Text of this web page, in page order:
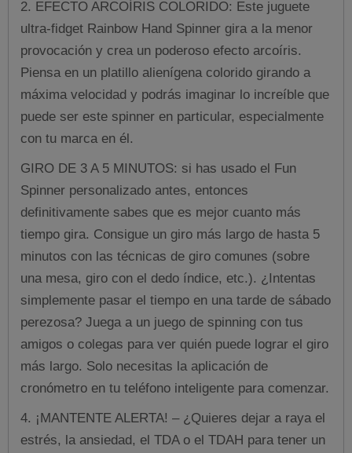
2. EFECTO ARCOÍRIS COLORIDO: Este juguete
ultra-fidget Rainbow Hand Spinner gira a la menor
provocación y crea un poderoso efecto arcoíris.
Piensa en un platillo alienígena colorido girando a
máxima velocidad y podrás imaginar lo increíble que
puede ser este spinner en particular, especialmente
con tu marca en él.
GIRO DE 3 A 5 MINUTOS: si has usado el Fun
Spinner personalizado antes, entonces
definitivamente sabes que es mejor cuanto más
tiempo gira. Consigue un giro más largo de hasta 5
minutos con las técnicas de giro comunes (sobre
una mesa, giro con el dedo índice, etc.). ¿Intentas
simplemente pasar el tiempo en una tarde de sábado
perezosa? Juega a un juego de spinning con tus
amigos o colegas para ver quién puede lograr el giro
más largo. Solo necesitas la aplicación de
cronómetro en tu teléfono inteligente para comenzar.
4. ¡MANTENTE ALERTA! – ¿Quieres dejar a raya el
estrés, la ansiedad, el TDA o el TDAH para tener un